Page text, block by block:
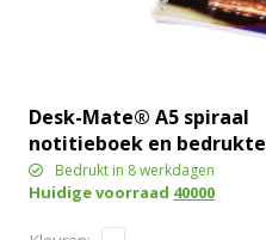
Desk-Mate® A5 spiraal
notitieboek en bedrukte
achterste omslag
Bedrukt in 8 werkdagen
Huidige voorraad 40000